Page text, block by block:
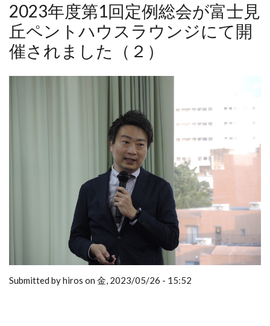
2023年度第1回定例総会が富士見
丘ペントハウスラウンジにて開
催されました（２）
Submitted by hiros on 金, 2023/05/26 - 15:52